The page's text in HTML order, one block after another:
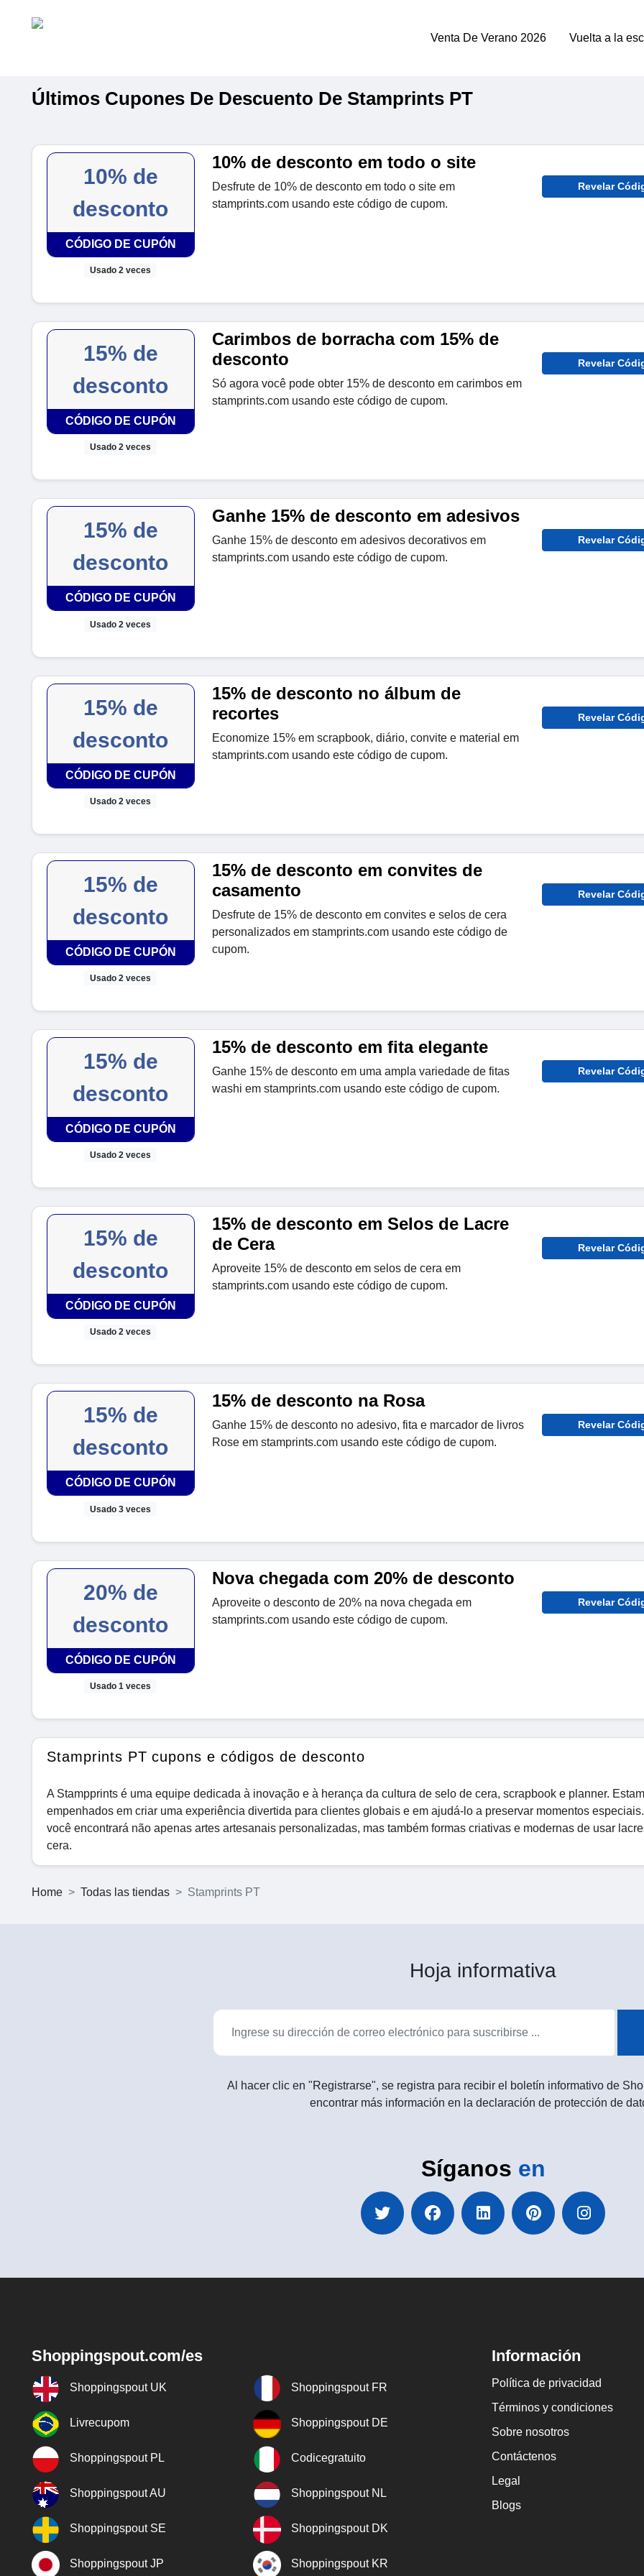
Venta De Verano 2026 Vuelta a la
Últimos Cupones De Descuento De Stamprints PT
10% de
desconto
CÓDIGO DE CUPÓN
Usado 2 veces
10% de desconto em todo o site
Desfrute de 10% de desconto em todo o site em
stamprints.com usando este código de cupom.
Revelar
15% de
desconto
CÓDIGO DE CUPÓN
Usado 2 veces
Carimbos de borracha com 15% de
desconto
Só agora você pode obter 15% de desconto em carimbos em
stamprints.com usando este código de cupom.
Revelar
15% de
desconto
CÓDIGO DE CUPÓN
Usado 2 veces
Ganhe 15% de desconto em adesivos
Ganhe 15% de desconto em adesivos decorativos em
stamprints.com usando este código de cupom.
Revelar
15% de
desconto
CÓDIGO DE CUPÓN
Usado 2 veces
15% de desconto no álbum de
recortes
Economize 15% em scrapbook, diário, convite e material em
stamprints.com usando este código de cupom.
Revelar
15% de
desconto
CÓDIGO DE CUPÓN
Usado 2 veces
15% de desconto em convites de
casamento
Desfrute de 15% de desconto em convites e selos de cera
personalizados em stamprints.com usando este código de
cupom.
Revelar
15% de
desconto
CÓDIGO DE CUPÓN
Usado 2 veces
15% de desconto em fita elegante
Ganhe 15% de desconto em uma ampla variedade de fitas
washi em stamprints.com usando este código de cupom.
Revelar
15% de
desconto
CÓDIGO DE CUPÓN
Usado 2 veces
15% de desconto em Selos de Lacre
de Cera
Aproveite 15% de desconto em selos de cera em
stamprints.com usando este código de cupom.
Revelar
15% de
desconto
CÓDIGO DE CUPÓN
Usado 3 veces
15% de desconto na Rosa
Ganhe 15% de desconto no adesivo, fita e marcador de livros
Rose em stamprints.com usando este código de cupom.
Revelar
20% de
desconto
CÓDIGO DE CUPÓN
Usado 1 veces
Nova chegada com 20% de desconto
Aproveite o desconto de 20% na nova chegada em
stamprints.com usando este código de cupom.
Revelar
Stamprints PT cupons e códigos de desconto
A Stampprints é uma equipe dedicada à inovação e à herança da cultura de selo de cera, scrapbook e planner.
empenhados em criar uma experiência divertida para clientes globais e em ajudá-lo a preservar momentos
você encontrará não apenas artes artesanais personalizadas, mas também formas criativas e modernas de usar
cera.
Home Todas las tiendas Stamprints PT
Hoja informativa
Al hacer clic en "Registrarse", se registra para recibir el boletín informativo de
encontrar más información en la declaración de protección de
Síganos en
Shoppingspout.com/es
Shoppingspout UK Shoppingspout FR
Livrecupom Shoppingspout DE
Shoppingspout PL Codicegratuito
Shoppingspout AU Shoppingspout NL
Shoppingspout SE Shoppingspout DK
Shoppingspout JP Shoppingspout KR
Información
Política de privacidad
Términos y condiciones
Sobre nosotros
Contáctenos
Legal
Blogs